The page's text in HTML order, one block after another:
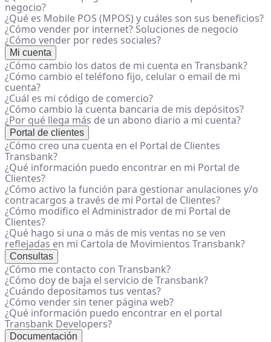
negocio?
¿Qué es Mobile POS (MPOS) y cuáles son sus beneficios?
¿Cómo vender por internet? Soluciones de negocio
¿Cómo vender por redes sociales?
Mi cuenta
¿Cómo cambio los datos de mi cuenta en Transbank?
¿Cómo cambio el teléfono fijo, celular o email de mi
cuenta?
¿Cuál es mi código de comercio?
¿Cómo cambio la cuenta bancaria de mis depósitos?
¿Por qué llega más de un abono diario a mi cuenta?
Portal de clientes
¿Cómo creo una cuenta en el Portal de Clientes
Transbank?
¿Qué información puedo encontrar en mi Portal de
Clientes?
¿Cómo activo la función para gestionar anulaciones y/o
contracargos a través de mi Portal de Clientes?
¿Cómo modifico el Administrador de mi Portal de
Clientes?
¿Qué hago si una o más de mis ventas no se ven
reflejadas en mi Cartola de Movimientos Transbank?
Consultas
¿Cómo me contacto con Transbank?
¿Cómo doy de baja el servicio de Transbank?
¿Cuándo depositamos tus ventas?
¿Cómo vender sin tener página web?
¿Qué información puedo encontrar en el portal
Transbank Developers?
Documentación